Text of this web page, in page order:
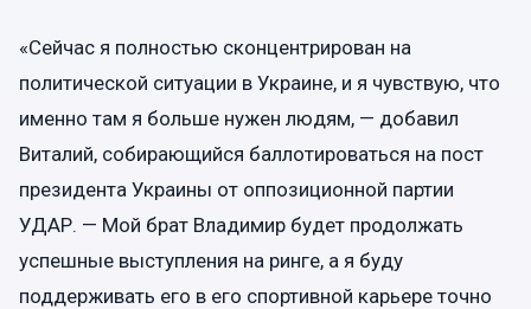
«Сейчас я полностью сконцентрирован на
политической ситуации в Украине, и я чувствую, что
именно там я больше нужен людям, — добавил
Виталий, собирающийся баллотироваться на пост
президента Украины от оппозиционной партии
УДАР. — Мой брат Владимир будет продолжать
успешные выступления на ринге, а я буду
поддерживать его в его спортивной карьере точно